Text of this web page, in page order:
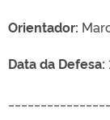
Orientador:
Data da Defesa: